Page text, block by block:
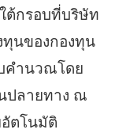
ต้กรอบที่บริษัท
นของกองทุน
คำนวณโดย
ปลายทาง ณ
ตโนมัติ